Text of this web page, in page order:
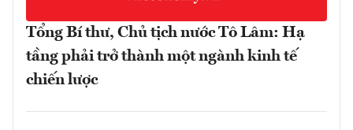
Tổng Bí thư, Chủ tịch nước Tô Lâm: Hạ
tầng phải trở thành một ngành kinh tế
chiến lược